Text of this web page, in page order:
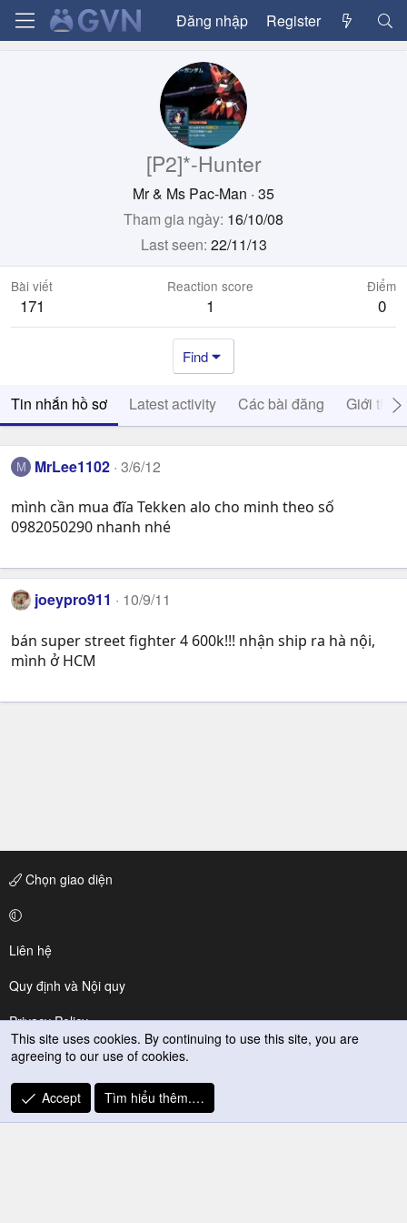
Đăng nhập Register
[P2]*-Hunter
Mr & Ms Pac-Man · 35
Tham gia ngày 16/10/08
Last seen 22/11/13
Bài viết
171
Reaction score
1
Điểm
0
Find
Tin nhắn hồ sơ Latest activity Các bài đăng Giới thiệu
M MrLee1102 3/6/12
mình cần mua đĩa Tekken alo cho minh theo số
0982050290 nhanh nhé
joeypro911 10/9/11
bán super street fighter 4 600k!!! nhận ship ra hà nội,
mình ở HCM
Chọn giao diện
Liên hệ
Quy định và Nội quy
Privacy Policy
Trợ giúp
R
S
This site uses cookies. By continuing to use this site, you are
agreeing to our use of cookies.
Accept Tìm hiểu thêm.…